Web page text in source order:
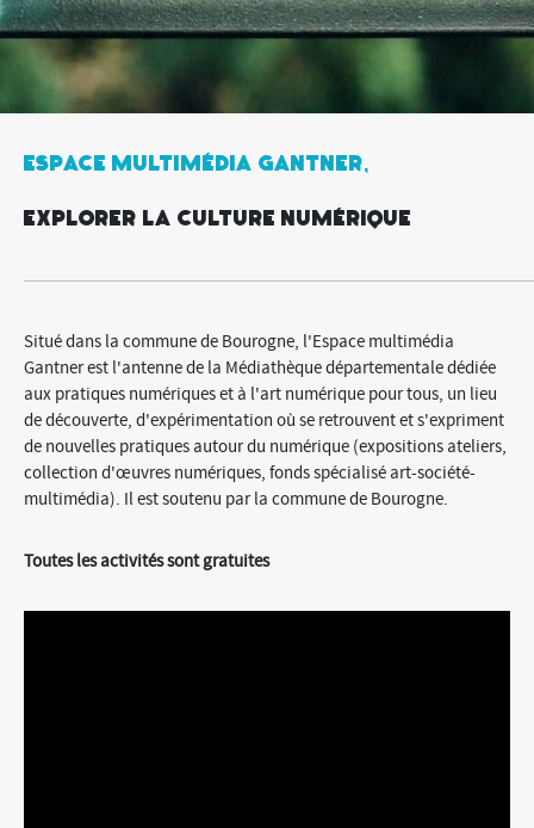
ESPACE MULTIMÉDIA GANTNER,
EXPLORER LA CULTURE NUMÉRIQUE
Situé dans la commune de Bourogne, l'Espace multimédia
Gantner est l'antenne de la Médiathèque départementale dédiée
aux pratiques numériques et à l'art numérique pour tous, un lieu
de découverte, d'expérimentation où se retrouvent et s'expriment
de nouvelles pratiques autour du numérique (expositions ateliers,
collection d'œuvres numériques, fonds spécialisé art-société-
multimédia). Il est soutenu par la commune de Bourogne.
Toutes les activités sont gratuites